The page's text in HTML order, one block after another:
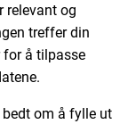
relevant og
treffer din
for å tilpasse
om å fylle ut